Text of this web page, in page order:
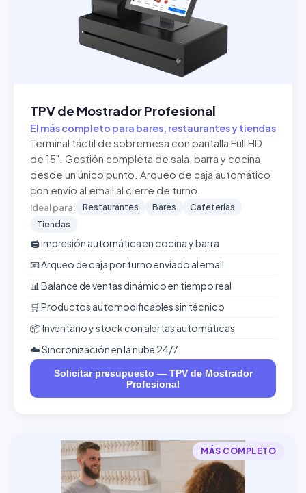
TPV de Mostrador Profesional
El más completo para bares, restaurantes y tiendas
Terminal táctil de sobremesa con pantalla Full HD
de 15". Gestión completa de sala, barra y cocina
desde un único punto. Arqueo de caja automático
con envío al email al cierre de turno.
Ideal para: Restaurantes Bares
Cafeterías
Tiendas
🖨️ Impresión automática en cocina y barra
📧 Arqueo de caja por turno enviado al email
📊 Balance de ventas dinámico en tiempo real
🛒 Productos automodificables sin técnico
📦 Inventario y stock con alertas automáticas
☁️ Sincronización en la nube 24/7
Solicitar presupuesto — TPV de Mostrador
Profesional
MÁS COMPLETO